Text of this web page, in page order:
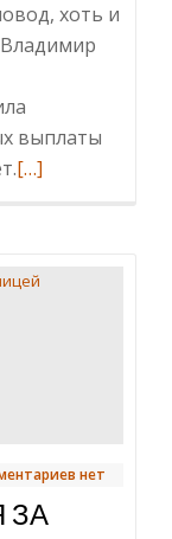
хоть и
выплаты
Читать
Выплата
16
лет
[…]
нет
ЗА